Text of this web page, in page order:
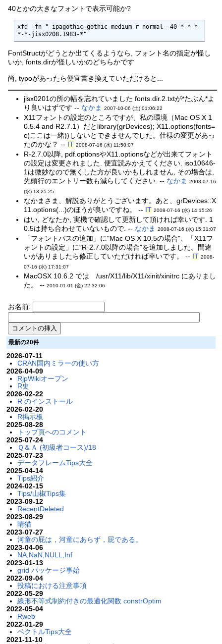
40とかの大きなフォントで表示可能か?
xfd -fn "-ipagothic-gothic-medium-r-normal--40-*-*-*-
*-*-jisx0208.1983-*"
FontStructがどうとか出てくるようなら, フォント名の指定が怪し
いか, fonts.dirが怪しいかのどちらかです
尚, typoがあったら便宜書き換えていただけると...
jisx0201の所の幅を忘れていました fonts.dir.2.txtが*たぶん*よ
り良いはずです -- なかま 2007-10-06 (土) 01:06:22
X11フォントの設定のところですが、私の環境（Mac OS X 1
0.5.4 and R2.7.1）だとlibrary(grDevices); X11.options(fonts=
c(ここは一緒))しないとできませんでした。仕様の変更があっ
たのかな？ -- IT 2008-07-16 (水) 11:50:07
R-2.7.0以降, pdf.optionsやX11.optionsなどが出来てフォント
の設定は変更されました. 便宜読みかえてください. iso10646-
1は微妙なので無くした方が良いかもしれません, その場合は,
先頭行のエントリー数も減らしてください. -- なかま
2008-07-16
(水) 13:25:25
なかまさま、解説ありがとうございます。あと、grDevices::X
11.options(...)のほうが良いですね。 -- IT 2008-07-16 (水) 14:15:26
はい, どなたか, 実機で確認して更新して頂ければ幸いです. 1
0.5は持ち合わせていないもので. -- なかま 2008-07-16 (水) 15:31:07
「フォントパスの追加」に"Mac OS X 10.5の場合"、「X11フ
ォントの設定」に"R-2.7.0以降の場合"を追加しました。間違
いがありましたら修正していただければ幸いです。 -- IT 2008-
07-16 (水) 17:31:07
MacOSX 10.6.2 では /usr/X11/lib/X11/xinit/xinitrc にありまし
た。 --2010-01-01 (金) 22:32:06
お名前:
最新の20件
2026-07-11
CRAN国内ミラーの使い方
2026-04-09
RjpWikiオープン
R史
2026-02-22
R のインストール
2026-02-20
R掲示板
2025-08-28
トップ頁へのコメント
2025-07-24
Ｑ＆Ａ (初級者コース)/18
2025-07-23
データフレームTips大全
2025-04-14
Tips紹介
2024-02-15
Tips/山椒Tips集
2023-09-12
RecentDeleted
2023-08-29
晴猫
2023-07-27
河童の屁は，河童にあらず，屁である。
2023-04-06
NA,NaN,NULL,Inf
2023-01-13
grid パッケージ事始
2022-09-04
投稿における注意事項
2022-05-29
線形不等式制約付きの最適化関数 constrOptim
2022-05-04
Rweb
2022-01-29
ベクトルTips大全
2021-11-10